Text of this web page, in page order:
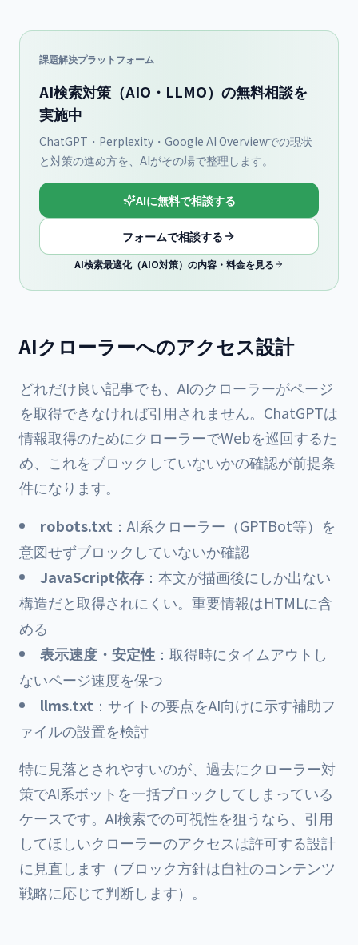
課題解決プラットフォーム
AI検索対策（AIO・LLMO）の無料相談を
実施中
ChatGPT・Perplexity・Google AI Overviewでの現状
と対策の進め方を、AIがその場で整理します。
AIに無料で相談する
フォームで相談する
AI検索最適化（AIO対策）の内容・料金を見る
AIクローラーへのアクセス設計
どれだけ良い記事でも、AIのクローラーがページ
を取得できなければ引用されません。ChatGPTは
情報取得のためにクローラーでWebを巡回するた
め、これをブロックしていないかの確認が前提条
件になります。
robots.txt ：AI系クローラー（GPTBot等）を
意図せずブロックしていないか確認
JavaScript依存 ：本文が描画後にしか出ない
構造だと取得されにくい。重要情報はHTMLに含
める
表示速度・安定性 ：取得時にタイムアウトし
ないページ速度を保つ
llms.txt ：サイトの要点をAI向けに示す補助フ
ァイルの設置を検討
特に見落とされやすいのが、過去にクローラー対
策でAI系ボットを一括ブロックしてしまっている
ケースです。AI検索での可視性を狙うなら、引用
してほしいクローラーのアクセスは許可する設計
に見直します（ブロック方針は自社のコンテンツ
戦略に応じて判断します）。